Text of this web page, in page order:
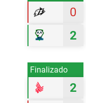
0
2
Finalizado
2